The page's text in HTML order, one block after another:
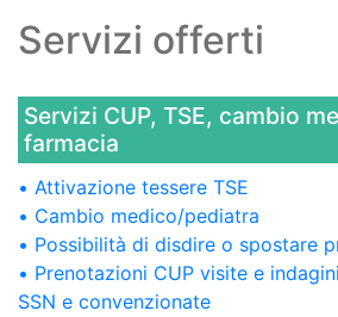
Servizi offerti
Servizi CUP, TSE, cambio
farmacia
Attivazione tessere TSE
Cambio medico/pediatra
Possibilità di disdire o spostare
Prenotazioni CUP visite e
SSN e convenzionate